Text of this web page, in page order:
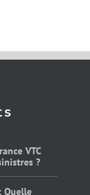
VTC
?
Quelle